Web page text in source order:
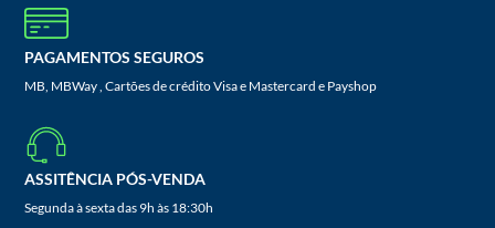
PAGAMENTOS SEGUROS
MB, MBWay , Cartões de crédito Visa e Mastercard e Payshop
ASSITÊNCIA PÓS-VENDA
Segunda à sexta das 9h às 18:30h